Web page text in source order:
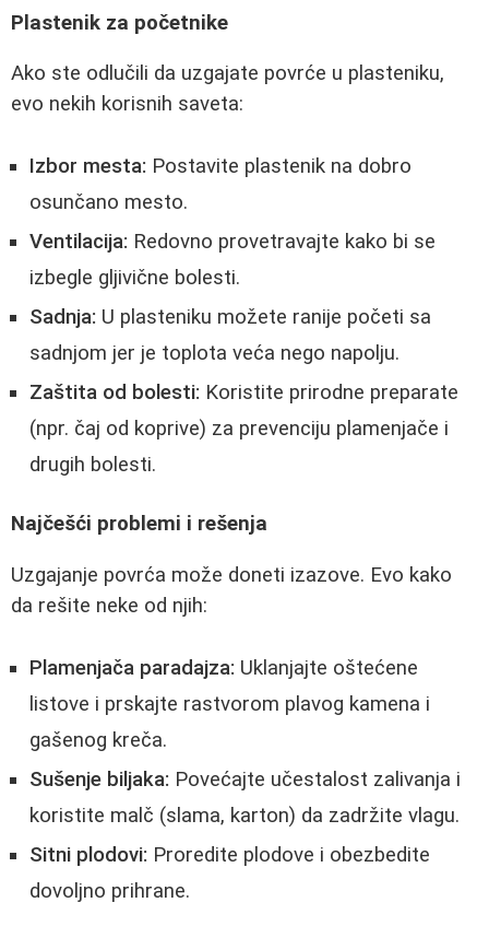
Plastenik za početnike
Ako ste odlučili da uzgajate povrće u plasteniku,
evo nekih korisnih saveta:
Izbor mesta: Postavite plastenik na dobro
osunčano mesto.
Ventilacija: Redovno provetravajte kako bi se
izbegle gljivične bolesti.
Sadnja: U plasteniku možete ranije početi sa
sadnjom jer je toplota veća nego napolju.
Zaštita od bolesti: Koristite prirodne preparate
(npr. čaj od koprive) za prevenciju plamenjače i
drugih bolesti.
Najčešći problemi i rešenja
Uzgajanje povrća može doneti izazove. Evo kako
da rešite neke od njih:
Plamenjača paradajza: Uklanjajte oštećene
listove i prskajte rastvorom plavog kamena i
gašenog kreča.
Sušenje biljaka: Povećajte učestalost zalivanja i
koristite malč (slama, karton) da zadržite vlagu.
Sitni plodovi: Proredite plodove i obezbedite
dovoljno prihrane.